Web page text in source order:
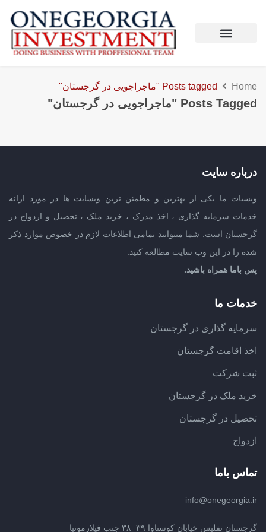
Home Posts tagged "ماجراجویی در گرجستان"
Posts Tagged "ماجراجویی در گرجستان"
درباره سایت
وبسیات ما یکی از بهترین و مطمئن ترین وبسایت ها در مورد ارائه
خدمات سرمایه گذاری ، اخذ مدرک ، خرید ملک ، تحصیل و ازدواج در
گرجستان است. شما میتوانید تمامی اطلاعات لازم در خصوص موارد ذکر
شده را در این وب سایت مطالعه کنید.
پس باما همراه باشید.
خدمات ما
سرمایه گذاری در گرجستان
اخذ اقامت گرجستان
ثبت شرکت
خرید ملک در گرجستان
تحصیل در گرجستان
ازدواج
تماس باما
info@onegeorgia.ir
گرجستان تفلیس خیابان کوستاوا ۳۹_۳۸ جنب فیلارمونیا